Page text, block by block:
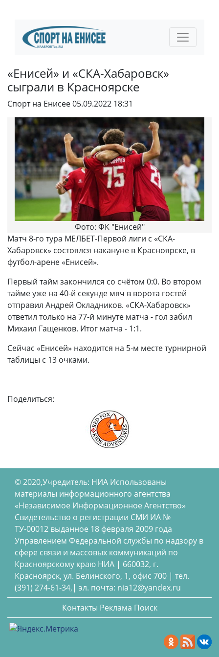
«Енисей» и «СКА-Хабаровск»
сыграли в Красноярске
Спорт на Енисее05.09.2022 18:31
Фото: ФК "Енисей"
Матч 8-го тура МЕЛБЕТ-Первой лиги с «СКА-
Хабаровск» состоялся накануне в Красноярске, в
футбол-арене «Енисей».
Первый тайм закончился со счётом 0:0. Во втором
тайме уже на 40-й секунде мяч в ворота гостей
отправил Андрей Окладников. «СКА-Хабаровск»
ответил только на 77-й минуте матча - гол забил
Михаил Гащенков. Итог матча - 1:1.
Сейчас «Енисей» находится на 5-м месте турнирной
таблицы с 13 очками.
Поделиться:
© 2020,Учредитель: НИА Использованы
материалы информационного агентства
«Независимое Информационное Агентство»
Свидетельство о регистрации СМИ ИА №
ТУ-00012 выданное 18 февраля 2009 года
Управлением Федеральной службы по надзору в
сфере связи и массовых коммуникаций по
Красноярскому краю НИА | 660032, г.
Красноярск, ул. Белинского, 1, офис 700 | тел.
(391) 274-61-34,| эл. почта: nia12@yandex.ru
Контакты Реклама Поиск